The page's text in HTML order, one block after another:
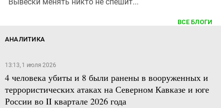
Вывески менять никто не спешит...
ВСЕ БЛОГИ
АНАЛИТИКА
13:13, 1 июля 2026
4 человека убиты и 8 были ранены в вооруженных и
террористических атаках на Северном Кавказе и юге
России во II квартале 2026 года